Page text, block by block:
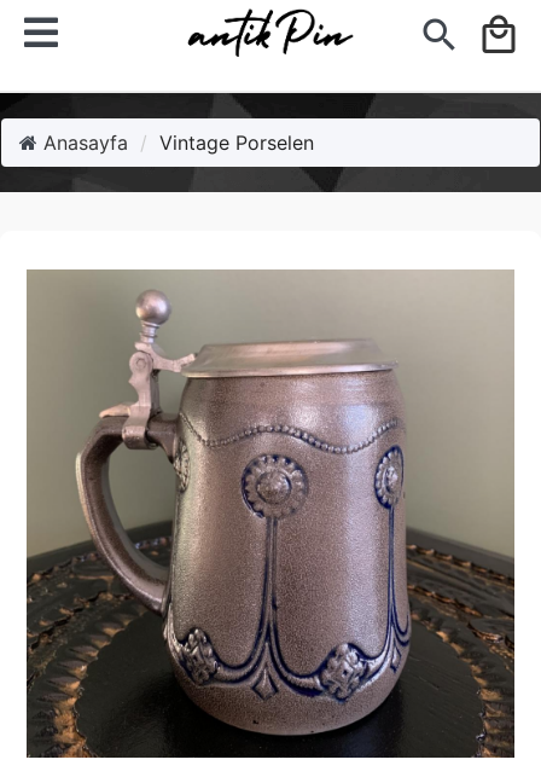
search local_mall
Anasayfa Vintage Porselen